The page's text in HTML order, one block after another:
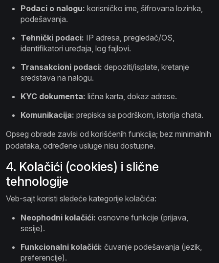
Podaci o nalogu: korisničko ime, šifrovana lozinka,
podešavanja.
Tehnički podaci: IP adresa, pregledač/OS,
identifikatori uređaja, log fajlovi.
Transakcioni podaci: depoziti/isplate, kretanje
sredstava na nalogu.
KYC dokumenta: lična karta, dokaz adrese.
Komunikacija: prepiska sa podrškom, istorija chata.
Opseg obrade zavisi od korišćenih funkcija; bez minimalnih
podataka, određene usluge nisu dostupne.
4. Kolačići (cookies) i slične
tehnologije
Veb-sajt koristi sledeće kategorije kolačića:
Neophodni kolačići: osnovne funkcije (prijava,
sesije).
Funkcionalni kolačići: čuvanje podešavanja (jezik,
preferencije).